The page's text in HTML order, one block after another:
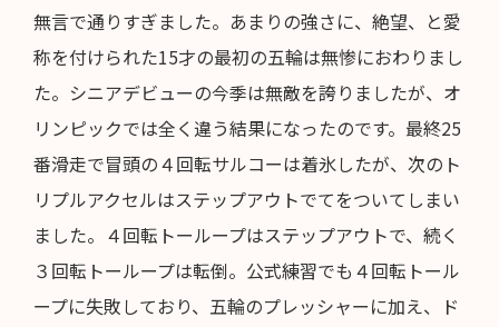
無言で通りすぎました。あまりの強さに、絶望、と愛
称を付けられた15才の最初の五輪は無惨におわりまし
た。シニアデビューの今季は無敵を誇りましたが、オ
リンピックでは全く違う結果になったのです。最終25
番滑走で冒頭の４回転サルコーは着氷したが、次のト
リプルアクセルはステップアウトでてをついてしまい
ました。４回転トーループはステップアウトで、続く
３回転トーループは転倒。公式練習でも４回転トール
ープに失敗しており、五輪のプレッシャーに加え、ド